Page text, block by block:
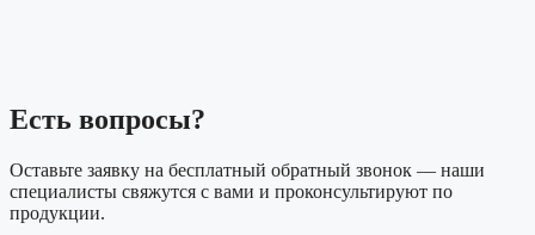
Есть вопросы?
Оставьте заявку на бесплатный обратный звонок — наши
специалисты свяжутся с вами и проконсультируют по
продукции.